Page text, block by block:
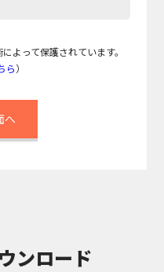
よって保護されています。
ら）
ンロード